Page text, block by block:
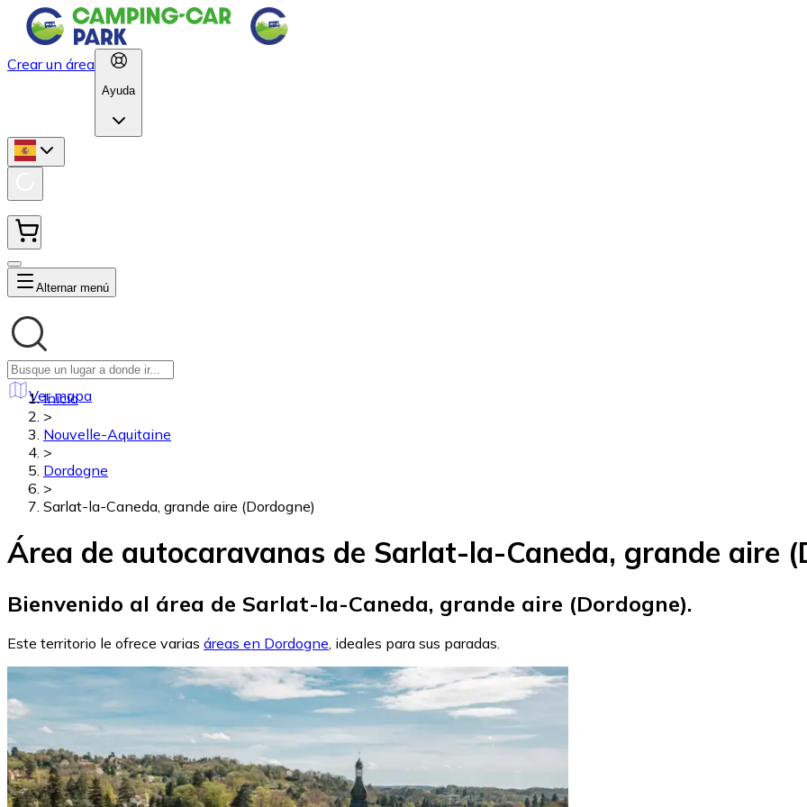
Crear un área
Ayuda
Alternar menú
Ver mapa
Inicio
>
Nouvelle-Aquitaine
>
Dordogne
>
Sarlat-la-Caneda, grande aire (Dordogne)
Área de autocaravanas de Sarlat-la-Caneda, grande aire
Bienvenido al área de Sarlat-la-Caneda, grande aire (Dordogne).
Este territorio le ofrece varias áreas en Dordogne, ideales para sus paradas.